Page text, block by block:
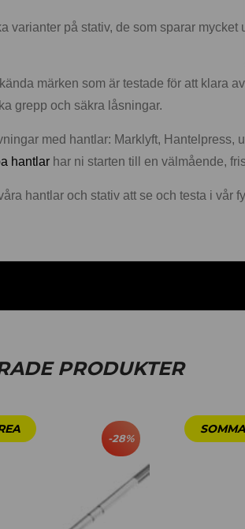
varianter på stativ, de som sparar
märken som är testade för att klara
grepp och säkra låsningar.
med hantlar: Marklyft, Hantelpress,
hantlar har ni starten till en välmående,
hantlar och stativ att se och testa i vår
PRODUKTER
-28%